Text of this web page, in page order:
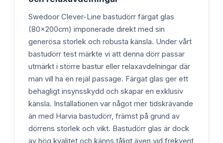
Swedoor Clever-Line bastudörr färgat glas
(80x200cm) imponerade direkt med sin
generösa storlek och robusta känsla. Under vårt
bastudörr test märkte vi att denna dörr passar
utmärkt i större bastur eller relaxavdelningar där
man vill ha en rejäl passage. Färgat glas ger ett
behagligt insynsskydd och skapar en exklusiv
känsla. Installationen var något mer tidskrävande
än med Harvia bastudörr, främst på grund av
dörrens storlek och vikt. Bastudörr glas är dock
av hög kvalitet och känns tåligt även vid frekvent